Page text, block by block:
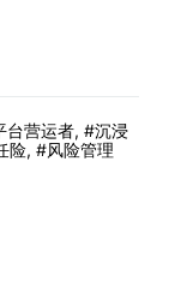
台营运者,
沉浸
险, 风险管理